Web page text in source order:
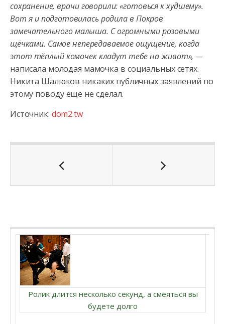
сохранение, врачи говорили: «готовься к худшему».
Вот я и подготовилась родила в Покров
замечательного малыша. С огромными розовыми
щёчками. Самое непередаваемое ощущение, когда
этот тёплый комочек кладут тебе на живот», —
написала молодая мамочка в социальных сетях.
Никита Шалюков никаких публичных заявлений по
этому поводу еще не сделал.
Источник: dom2.tw
Ролик длится несколько секунд, а смеяться вы
будете долго